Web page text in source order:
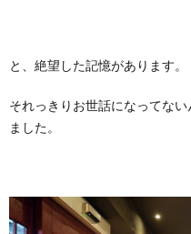
と、絶望した記憶があります。
それっきりお世話になってな
ました。